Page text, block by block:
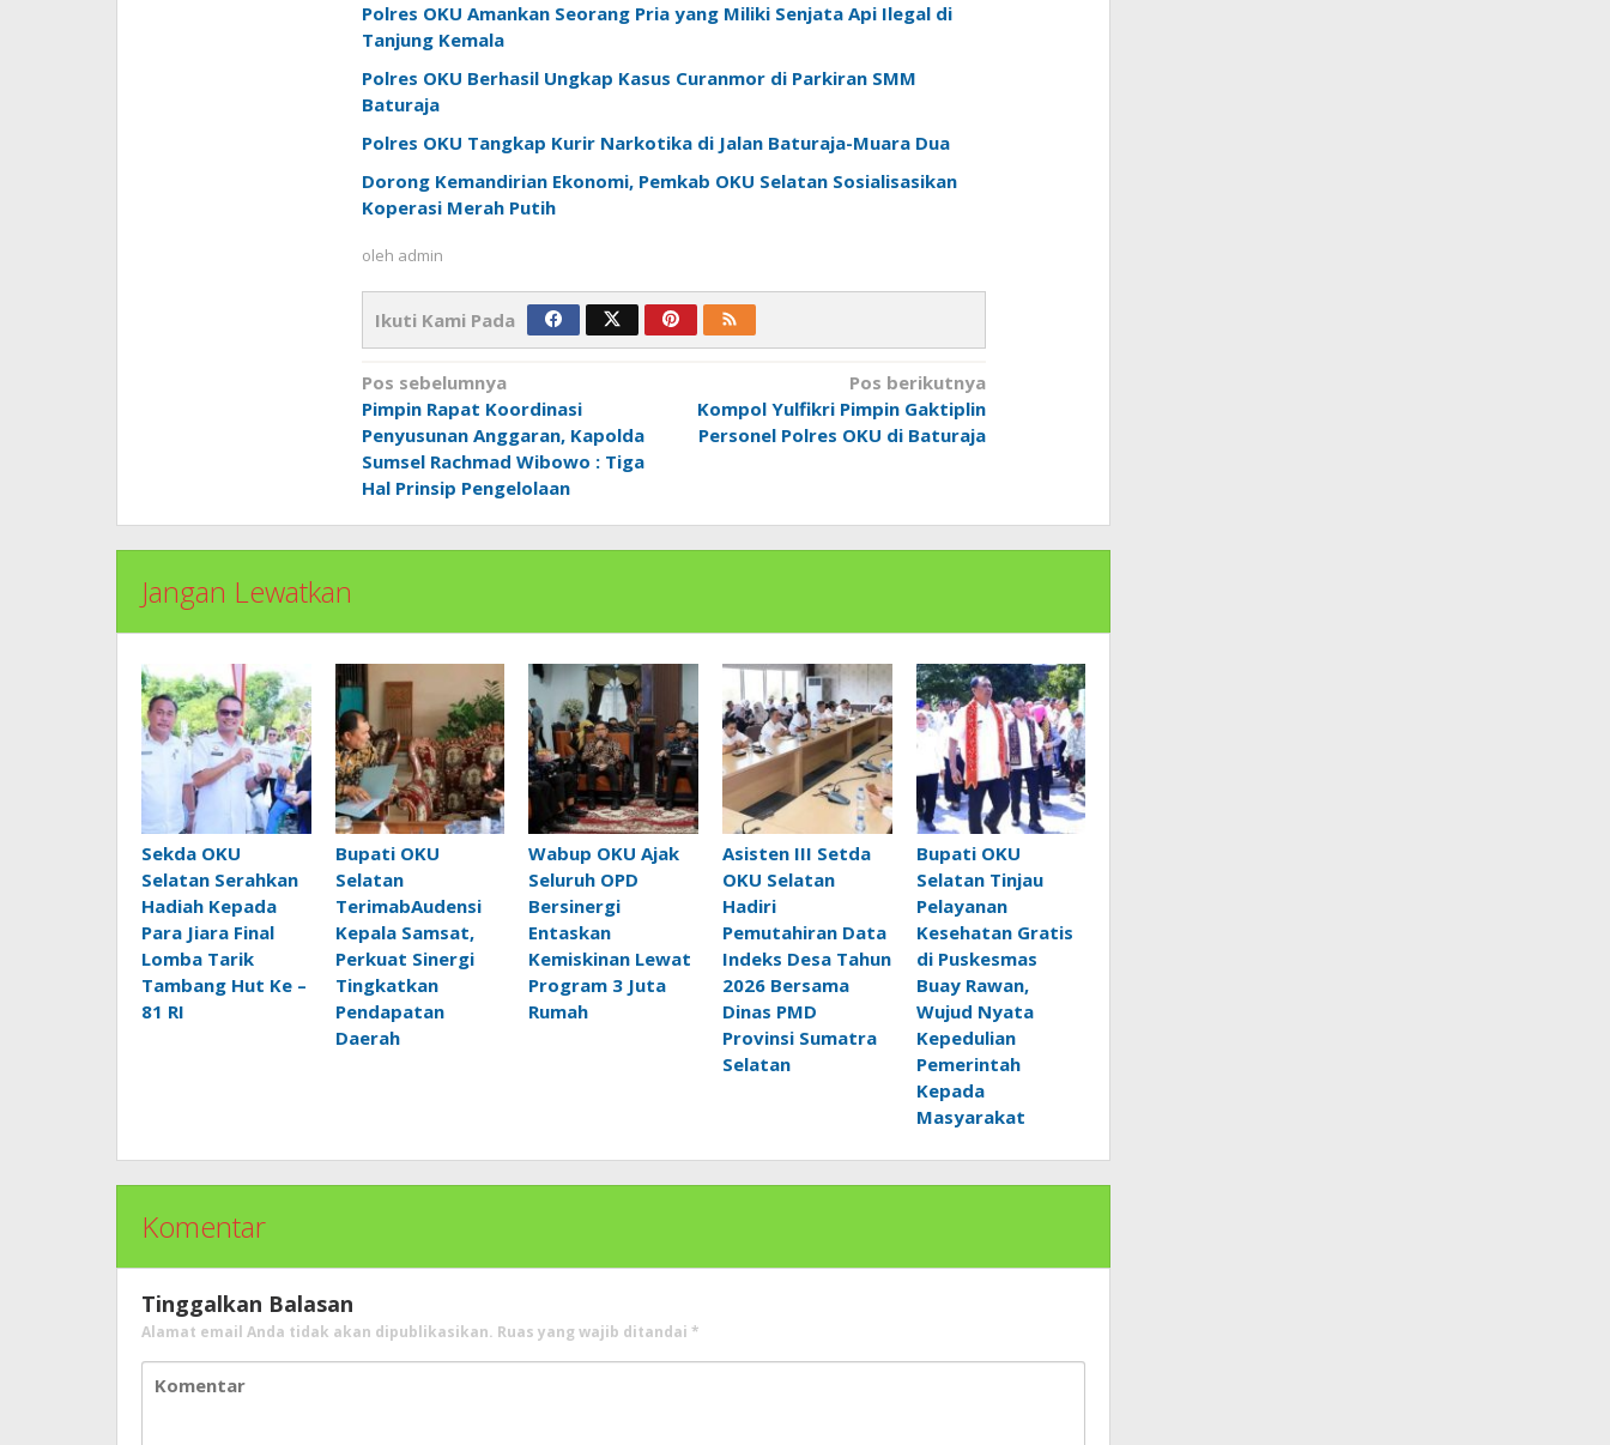
Polres OKU Amankan Seorang Pria yang Miliki Senjata Api Ilegal di
Tanjung Kemala
Polres OKU Berhasil Ungkap Kasus Curanmor di Parkiran SMM
Baturaja
Polres OKU Tangkap Kurir Narkotika di Jalan Baturaja-Muara Dua
Dorong Kemandirian Ekonomi, Pemkab OKU Selatan Sosialisasikan
Koperasi Merah Putih
oleh admin
Ikuti Kami Pada
Navigasi
pos
Pos sebelumnya
Pimpin Rapat Koordinasi
Penyusunan Anggaran, Kapolda
Sumsel Rachmad Wibowo : Tiga
Hal Prinsip Pengelolaan
Pos berikutnya
Kompol Yulfikri Pimpin Gaktiplin
Personel Polres OKU di Baturaja
Jangan Lewatkan
Sekda OKU
Selatan Serahkan
Hadiah Kepada
Para Jiara Final
Lomba Tarik
Tambang Hut Ke –
81 RI
Bupati OKU
Selatan
TerimabAudensi
Kepala Samsat,
Perkuat Sinergi
Tingkatkan
Pendapatan
Daerah
Wabup OKU Ajak
Seluruh OPD
Bersinergi
Entaskan
Kemiskinan Lewat
Program 3 Juta
Rumah
Asisten III Setda
OKU Selatan
Hadiri
Pemutahiran Data
Indeks Desa Tahun
2026 Bersama
Dinas PMD
Provinsi Sumatra
Selatan
Bupati OKU
Selatan Tinjau
Pelayanan
Kesehatan Gratis
di Puskesmas
Buay Rawan,
Wujud Nyata
Kepedulian
Pemerintah
Kepada
Masyarakat
Komentar
Tinggalkan Balasan
Alamat email Anda tidak akan dipublikasikan. Ruas yang wajib ditandai *